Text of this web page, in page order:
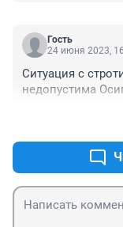
Гость
24 июня 2023,
Ситуация с
недопустима